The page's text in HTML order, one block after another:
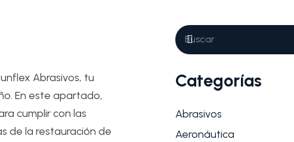
Abrasivos, tu
En este apartado,
cumplir con las
de la restauración de
Categorías
Abrasivos
Aeronáutica